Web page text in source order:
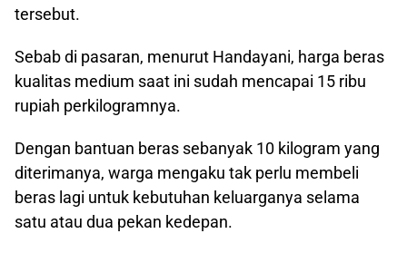
tersebut.
Sebab di pasaran, menurut Handayani, harga beras
kualitas medium saat ini sudah mencapai 15 ribu
rupiah perkilogramnya.
Dengan bantuan beras sebanyak 10 kilogram yang
diterimanya, warga mengaku tak perlu membeli
beras lagi untuk kebutuhan keluarganya selama
satu atau dua pekan kedepan.